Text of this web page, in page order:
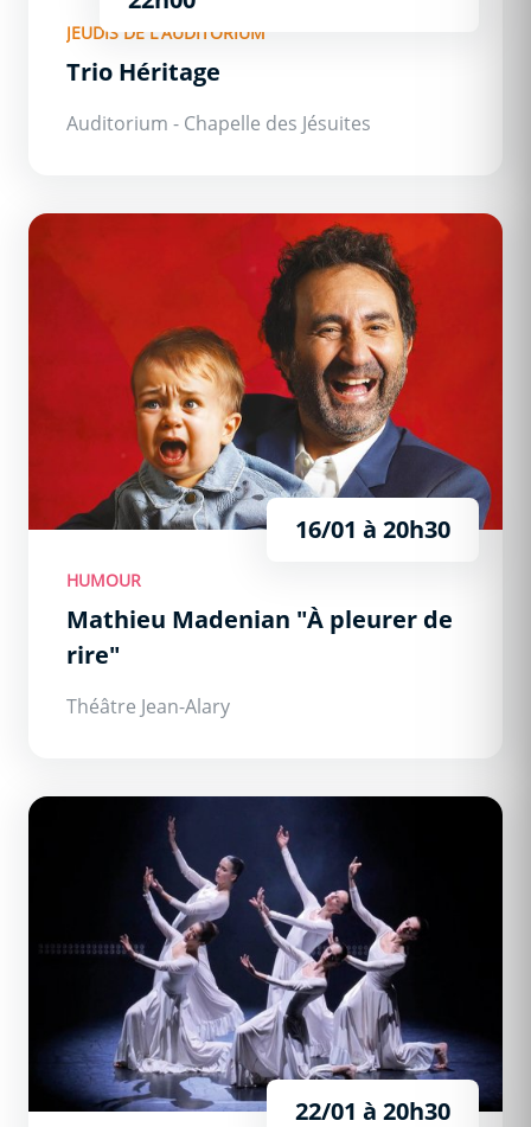
JEUDIS DE L'AUDITORIUM
Trio Héritage
Auditorium - Chapelle des Jésuites
Mathieu Madenian &quot;À pleurer de rire&quot;
16/01 à 20h30
HUMOUR
Mathieu Madenian "À pleurer de
rire"
Théâtre Jean-Alary
Gospel, The Ballet
22/01 à 20h30